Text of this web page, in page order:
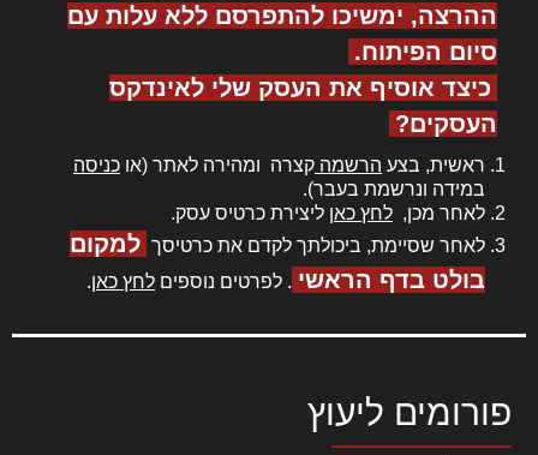
ההרצה, ימשיכו להתפרסם ללא עלות עם
סיום הפיתוח.
כיצד אוסיף את העסק שלי לאינדקס
העסקים?
ראשית, בצע הרשמה קצרה ומהירה לאתר (או כניסה
במידה ונרשמת בעבר).
לאחר מכן, לחץ כאן ליצירת כרטיס עסק.
לאחר שסיימת, ביכולתך לקדם את כרטיסך למקום
בולט בדף הראשי . לפרטים נוספים לחץ כאן.
פורומים ליעוץ